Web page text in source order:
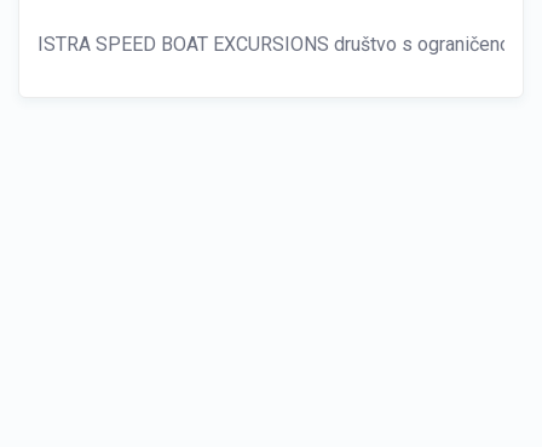
ISTRA SPEED BOAT EXCURSIONS društvo s